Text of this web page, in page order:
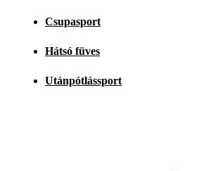
Csupasport
Hátsó füves
Utánpótlássport